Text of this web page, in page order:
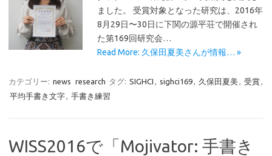
ました。 受賞対象となった研究は、2016年
8月29日〜30日に下関の源平荘で開催され
た第169回研究会…
Read More: 久保田夏美さんが情報… »
カテゴリー: news research タグ: SIGHCI , sighci169, 久保田夏美, 受賞,
平均手書き文字, 手書き練習
WISS2016で「Mojivator: 手書き